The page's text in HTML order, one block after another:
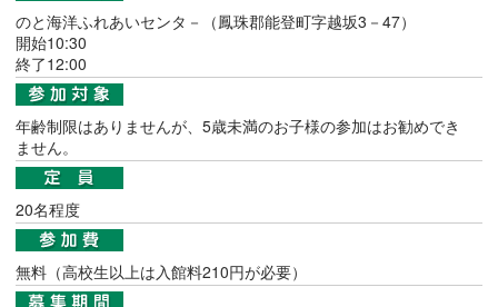
のと海洋ふれあいセンタ－（鳳珠郡能登町字越坂3－47）
開始10:30
終了12:00
年齢制限はありませんが、5歳未満のお子様の参加はお勧めでき
ません。
20名程度
無料（高校生以上は入館料210円が必要）